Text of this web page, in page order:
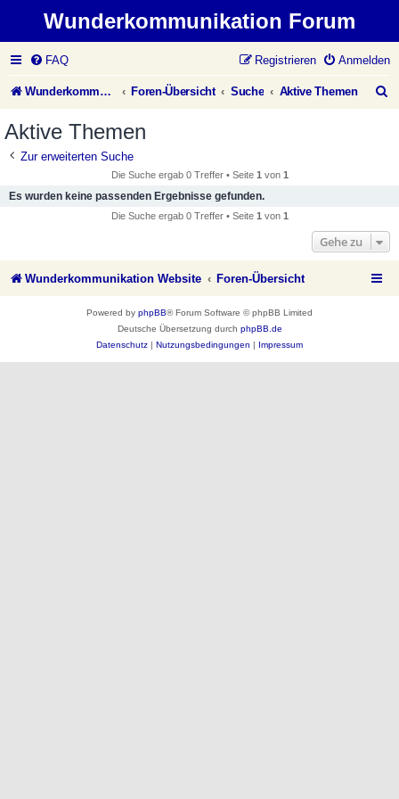
Wunderkommunikation Forum
FAQ Anmelden
Registrieren
Wunderkommunikation Website Foren-Übersicht Suche Aktive Themen
Aktive Themen
Zur erweiterten Suche
Die Suche ergab 0 Treffer • Seite 1 von 1
Es wurden keine passenden Ergebnisse gefunden.
Die Suche ergab 0 Treffer • Seite 1 von 1
Gehe zu
Wunderkommunikation Website Foren-Übersicht
Powered by phpBB® Forum Software © phpBB Limited
Deutsche Übersetzung durch phpBB.de
Datenschutz
Nutzungsbedingungen Impressum